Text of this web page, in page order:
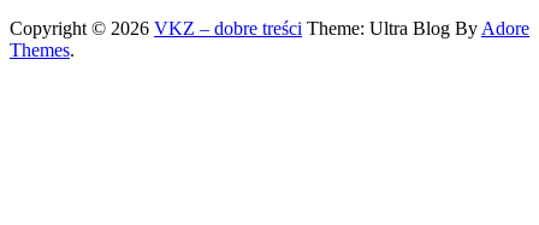
Copyright © 2026 VKZ – dobre treści Theme: Ultra Blog By Adore
Themes.